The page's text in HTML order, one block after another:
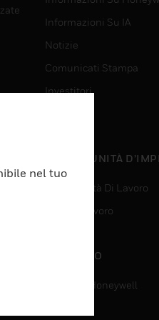
Informazioni Su IA
Notizie
Comunicati Stampa
Investitori
OPPORTUNITÀ
Opportunità Di Lavoro
Ricerca Lavoro
CONTATTO
Contatta Honeywell
nel tuo